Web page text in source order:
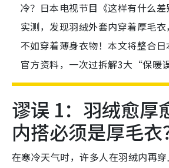
冷？日本电视节目《这样有什么
实测，发现羽绒外套内穿着厚毛
不如穿着薄身衣物！本文将整合
官方资料，一次过拆解3大“保暖
谬误 1：羽绒愈厚
内搭必须是厚毛衣
在寒冷天气时，许多人在羽绒内再